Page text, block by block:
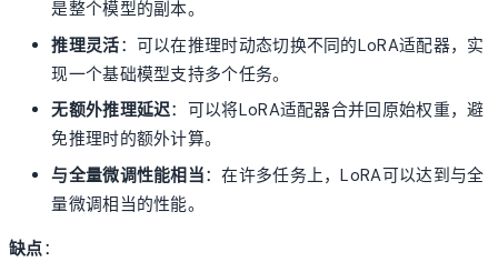
是整个模型的副本。
推理灵活：可以在推理时动态切换不同的LoRA适配器，实
现一个基础模型支持多个任务。
无额外推理延迟：可以将LoRA适配器合并回原始权重，避
免推理时的额外计算。
与全量微调性能相当：在许多任务上，LoRA可以达到与全
量微调相当的性能。
缺点：